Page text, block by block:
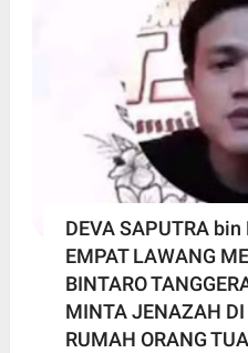
DEVA SAPUTRA bin
EMPAT LAWANG
BINTARO
MINTA JENAZAH
RUMAH ORANG TUA